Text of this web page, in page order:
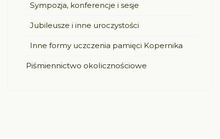
Sympozja, konferencje i sesje
Jubileusze i inne uroczystości
Inne formy uczczenia pamięci Kopernika
Piśmiennictwo okolicznościowe